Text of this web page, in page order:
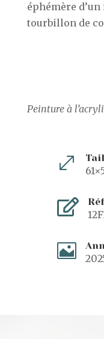
éphémère
tourbillon de
Peinture à
.

